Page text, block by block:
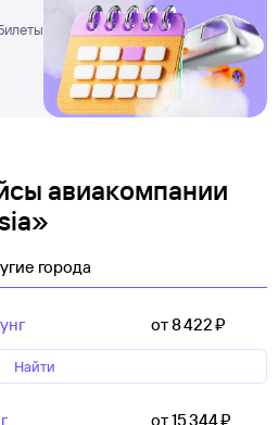
авиакомпании
города
от 8 ⁠422 ⁠₽
Найти
от 15 ⁠344 ⁠₽